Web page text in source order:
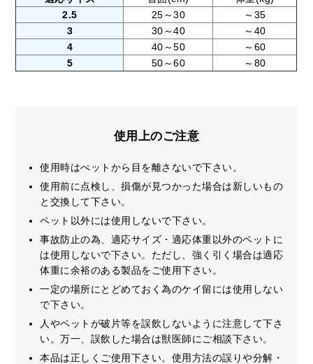
2.5
25～30
～35
3
30～40
～40
4
40～50
～60
5
50～60 ～80
使用上のご注意
使用時はぺットから目を離さないで下さい。
使用前に点検し、損傷が見つかった場合は新しいもの
と交換して下さい。
ペット以外には使用しないで下さい。
事故防止の為、適応サイズ・適応体重以外のペットに
は使用しないで下さい。ただし、強く引く場合は適応
体重に余裕のある製品をご使用下さい。
一定の場所にとどめておく為のケイ留には使用しない
で下さい。
人やペットが破片等を誤飲しないように注意して下さ
い。万一、誤飲した場合は獣医師にご相談下さい。
本品は正しくご使用下さい。使用方法の誤りや分解・